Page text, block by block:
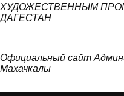
ХУДОЖЕСТВЕННЫМ
ДАГЕСТАН
Официальный сайт
Махачкалы